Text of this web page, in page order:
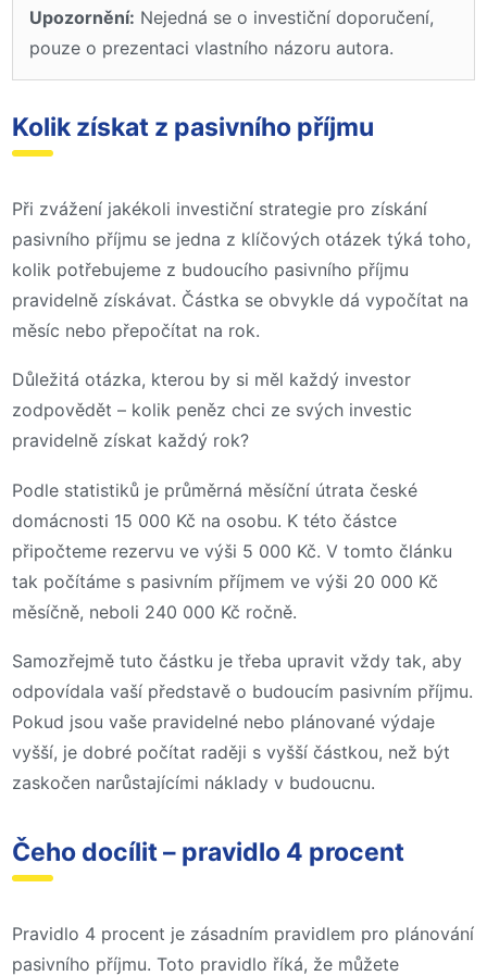
Upozornění: Nejedná se o investiční doporučení,
pouze o prezentaci vlastního názoru autora.
Kolik získat z pasivního příjmu
Při zvážení jakékoli investiční strategie pro získání
pasivního příjmu se jedna z klíčových otázek týká toho,
kolik potřebujeme z budoucího pasivního příjmu
pravidelně získávat. Částka se obvykle dá vypočítat na
měsíc nebo přepočítat na rok.
Důležitá otázka, kterou by si měl každý investor
zodpovědět – kolik peněz chci ze svých investic
pravidelně získat každý rok?
Podle statistiků je průměrná měsíční útrata české
domácnosti 15 000 Kč na osobu. K této částce
připočteme rezervu ve výši 5 000 Kč. V tomto článku
tak počítáme s pasivním příjmem ve výši 20 000 Kč
měsíčně, neboli 240 000 Kč ročně.
Samozřejmě tuto částku je třeba upravit vždy tak, aby
odpovídala vaší představě o budoucím pasivním příjmu.
Pokud jsou vaše pravidelné nebo plánované výdaje
vyšší, je dobré počítat raději s vyšší částkou, než být
zaskočen narůstajícími náklady v budoucnu.
Čeho docílit – pravidlo 4 procent
Pravidlo 4 procent je zásadním pravidlem pro plánování
pasivního příjmu. Toto pravidlo říká, že můžete